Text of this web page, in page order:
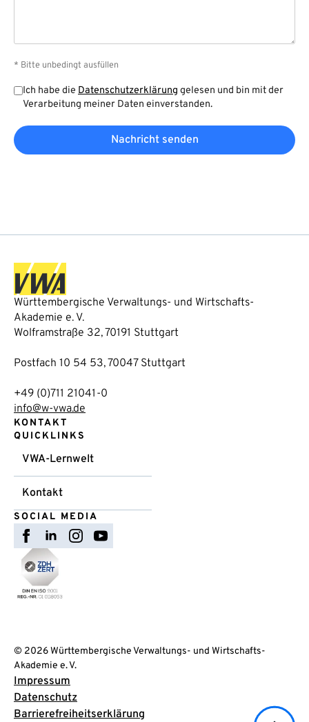
* Bitte unbedingt ausfüllen
Ich habe die Datenschutzerklärung gelesen und bin mit der
Verarbeitung meiner Daten einverstanden.
Nachricht senden
Württembergische Verwaltungs- und Wirtschafts-
Akademie e. V.
Wolframstraße 32, 70191 Stuttgart
Postfach 10 54 53, 70047 Stuttgart
+49 (0)711 21041-0
info@w-vwa.de
KONTAKT
QUICKLINKS
VWA-Lernwelt
Kontakt
SOCIAL MEDIA
© 2026 Württembergische Verwaltungs- und Wirtschafts-
Akademie e. V.
Impressum
Datenschutz
Barrierefreiheitserklärung